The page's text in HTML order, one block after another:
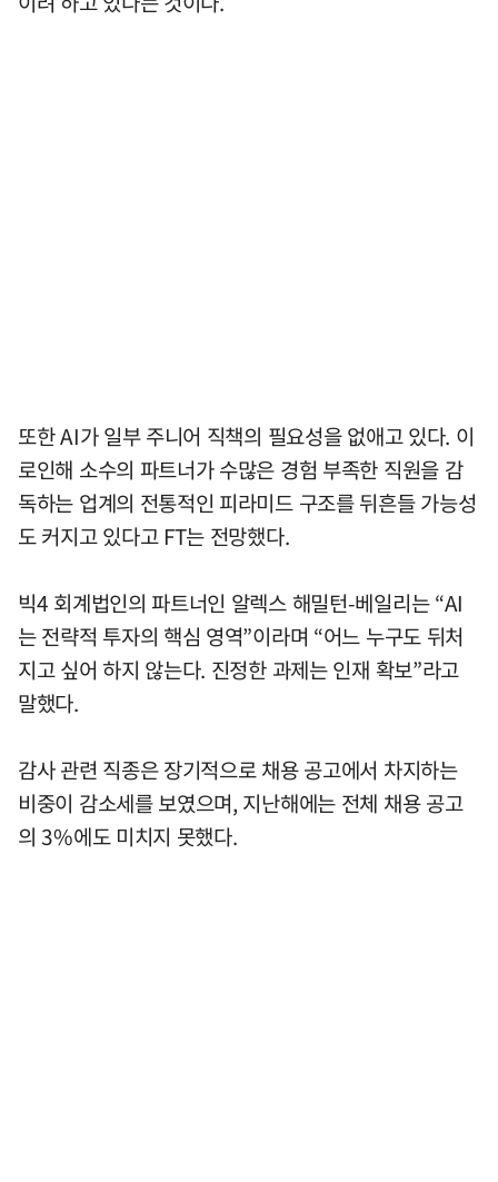
또한 AI가 일부 주니어 직책의 필요성을 없애고 있다. 이
로인해 소수의 파트너가 수많은 경험 부족한 직원을 감
독하는 업계의 전통적인 피라미드 구조를 뒤흔들 가능성
도 커지고 있다고 FT는 전망했다.
빅4 회계법인의 파트너인 알렉스 해밀턴-베일리는 “AI
는 전략적 투자의 핵심 영역”이라며 “어느 누구도 뒤처
지고 싶어 하지 않는다. 진정한 과제는 인재 확보”라고
말했다.
감사 관련 직종은 장기적으로 채용 공고에서 차지하는
비중이 감소세를 보였으며, 지난해에는 전체 채용 공고
의 3%에도 미치지 못했다.